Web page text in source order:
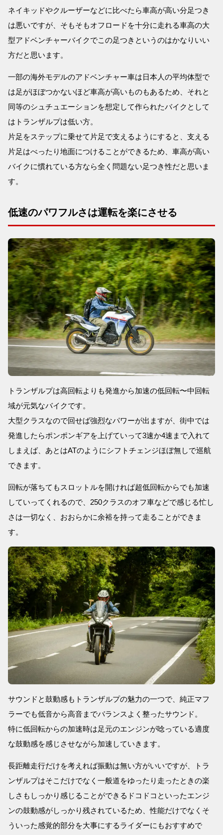
ネイキッドやクルーザーなどに比べたら車高が高い分足つき
は悪いですが、そもそもオフロードを十分に走れる車高の大
型アドベンチャーバイクでこの足つきというのはかなりいい
方だと思います。
一部の海外モデルのアドベンチャー車は日本人の平均体型で
は足がほぼつかないほど車高が高いものもあるため、それと
同等のシュチュエーションを想定して作られたバイクとして
はトランザルプは低い方。
片足をステップに乗せて片足で支えるようにすると、支える
片足はべったり地面につけることができるため、車高が高い
バイクに慣れている方なら全く問題ない足つき性だと思いま
す。
低速のパワフルさは運転を楽にさせる
トランザルプは高回転よりも発進から加速の低回転〜中回転
域が元気なバイクです。
大型クラスなので回せば強烈なパワーが出ますが、街中では
発進したらポンポンギアを上げていって3速か4速まで入れて
しまえば、あとはATのようにシフトチェンジほぼ無しで巡航
できます。
回転が落ちてもスロットルを開ければ超低回転からでも加速
していってくれるので、250クラスのオフ車などで感じる忙し
さは一切なく、おおらかに余裕を持って走ることができま
す。
サウンドと鼓動感もトランザルプの魅力の一つで、純正マフ
ラーでも低音から高音までバランスよく整ったサウンド。
特に低回転からの加速時は足元のエンジンが唸っている適度
な鼓動感を感じさせながら加速していきます。
長距離走行だけを考えれば振動は無い方がいいですが、トラ
ンザルプはそこだけでなく一般道をゆったり走ったときの楽
しさもしっかり感じることができるドコドコといったエンジ
ンの鼓動感がしっかり残されているため、性能だけでなくそ
ういった感覚的部分を大事にするライダーにもおすすめで